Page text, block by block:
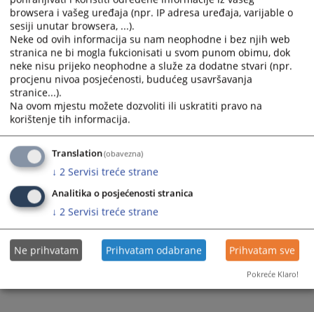
07.04.2008.
MODUL 5 – MATERIJALNI I PROCESNI ASPEKTI
PROCESUIRANJA KRIVIČNIH DJELA U OBLASTI
SIGURNOSTI PROMETA NA PUTEVIMA
MODUL 6 - MATERIJALNI I PROCESNI ASPEKTI
PROCESUIRANJA KRIVIČNIH DJELA U OBLASTI
CARINA I POREZA
05.04.2008.
browsera i vašeg uređaja (npr. IP adresa uređaja, varijable o
sesiji unutar browsera, ...).
Neke od ovih informacija su nam neophodne i bez njih web
stranica ne bi mogla fukcionisati u svom punom obimu, dok
neke nisu prijeko neophodne a služe za dodatne stvari (npr.
procjenu nivoa posjećenosti, budućeg usavršavanja
stranice...).
Na ovom mjestu možete dozvoliti ili uskratiti pravo na
korištenje tih informacija.
Translation(obavezna)
↓ 2 Servisi treće strane
Analitika o posjećenosti stranica
↓ 2 Servisi treće strane
Ne prihvatam Prihvatam odabrane Prihvatam sve
Pokreće Klaro!